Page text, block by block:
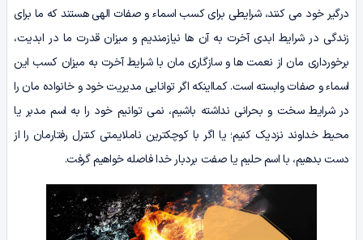
درگیر خود می کنند، شرایطی برای کسب اسماء و صفات الهی هستند که ما برای
زندگی در شرایط ابدی آخرت به آن ها نیازمندیم و میزان قدرت ما در ابدیت،
برخورداری مان از نعمت ها و سازگاری مان با شرایط آخرت به میزان کسب این
اسماء و صفات وابسته است. کمااینکه اگر توانایی مدیریت خود و خانواده مان را
در شرایط سخت و بحرانی نداشته باشیم، نمی توانیم خود را به اسم مدبر یا
محیط خداوند نزدیک کنیم؛ یا اگر با کوچکترین ناملایمتی کنترل رفتارمان را از
دست بدهیم، با اسم حلیم یا صفت بردبار خدا فاصله خواهیم گرفت.